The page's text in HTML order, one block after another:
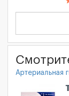
Артериальная